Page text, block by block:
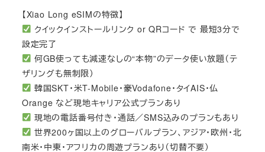
【Xiao Long eSIMの特徴】
クイックインストールリンク or QRコード で 最短3分で
設定完了
何GB使っても減速なしの“本物”のデータ使い放題（テ
ザリングも無制限）
韓国SKT・米T-Mobile・豪Vodafone・タイAIS・仏
Orange など現地キャリア公式プランあり
現地の電話番号付き・通話／SMS込みのプランもあり
世界200ヶ国以上のグローバルプラン、アジア・欧州・北
南米・中東・アフリカの周遊プランあり（切替不要）